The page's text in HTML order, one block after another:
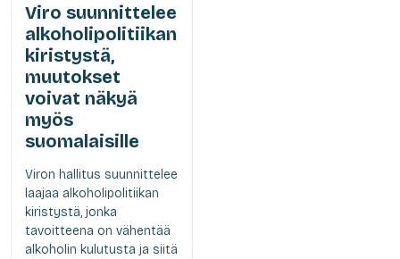
Viro suunnittelee
alkoholipolitiikan
kiristystä,
muutokset
voivat näkyä
myös
suomalaisille
Viron hallitus suunnittelee
laajaa alkoholipolitiikan
kiristystä, jonka
tavoitteena on vähentää
alkoholin kulutusta ja siitä